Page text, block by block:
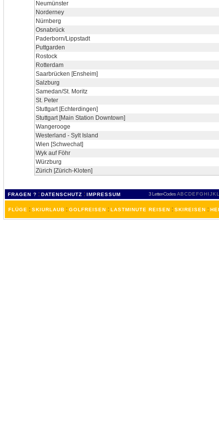
Neumünster
Norderney
Nürnberg
Osnabrück
Paderborn/Lippstadt
Puttgarden
Rostock
Rotterdam
Saarbrücken [Ensheim]
Salzburg
Samedan/St. Moritz
St. Peter
Stuttgart [Echterdingen]
Stuttgart [Main Station Downtown]
Wangerooge
Westerland - Sylt Island
Wien [Schwechat]
Wyk auf Föhr
Würzburg
Zürich [Zürich-Kloten]
FRAGEN ? : DATENSCHUTZ : IMPRESSUM 3 Letter-Codes ABCDEFGH IJKL
FLÜGE : SKIURLAUB : GOLFREISEN : LASTMINUTE REISEN : SKIREISEN :